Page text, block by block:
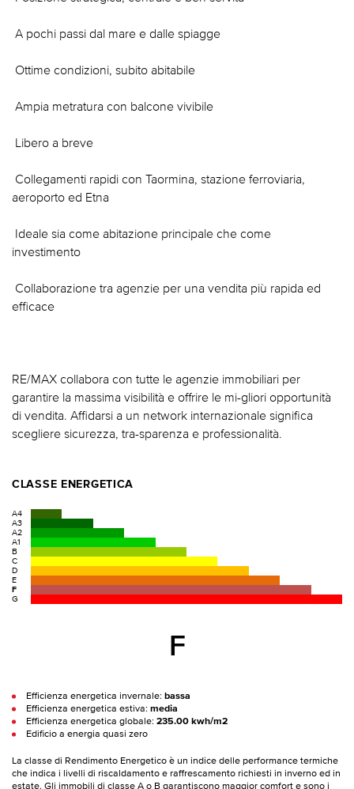
 A pochi passi dal mare e dalle spiagge
 Ottime condizioni, subito abitabile
 Ampia metratura con balcone vivibile
 Libero a breve
 Collegamenti rapidi con Taormina, stazione ferroviaria,
aeroporto ed Etna
 Ideale sia come abitazione principale che come
investimento
 Collaborazione tra agenzie per una vendita più rapida ed
efficace
RE/MAX collabora con tutte le agenzie immobiliari per
garantire la massima visibilità e offrire le mi-gliori opportunità
di vendita. Affidarsi a un network internazionale significa
scegliere sicurezza, tra-sparenza e professionalità.
CLASSE ENERGETICA
A4
A3
A2
A1
B
C
D
E
F
G
F
Efficienza energetica invernale: bassa
Efficienza energetica estiva: media
Efficienza energetica globale: 235.00 kwh/m2
Edificio a energia quasi zero
La classe di Rendimento Energetico è un indice delle performance termiche
che indica i livelli di riscaldamento e raffrescamento richiesti in inverno ed in
estate. Gli immobili di classe A o B garantiscono maggior comfort e sono i